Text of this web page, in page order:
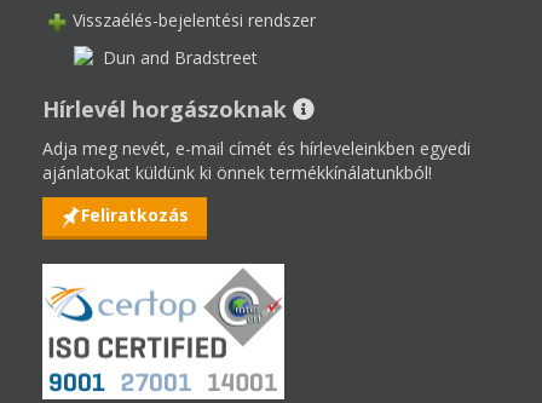
Visszaélés-bejelentési rendszer
Hírlevél horgászoknak
Adja meg nevét, e-mail címét és hírleveleinkben egyedi
ajánlatokat küldünk ki önnek termékkínálatunkból!
Feliratkozás